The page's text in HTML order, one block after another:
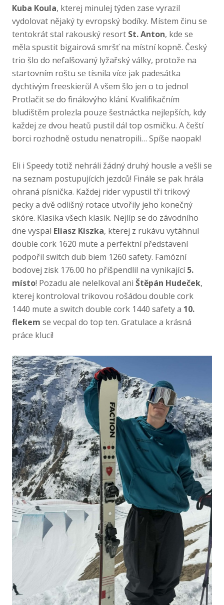
Kuba Koula, kterej minulej týden zase vyrazil
vydolovat nějaký ty evropský bodíky. Místem činu se
tentokrát stal rakouský resort St. Anton, kde se
měla spustit bigairová smršť na místní kopně. Český
trio šlo do nefalšovaný lyžařský války, protože na
startovním roštu se tísnila více jak padesátka
dychtivým freeskierů! A všem šlo jen o to jedno!
Protlačit se do finálovýho klání. Kvalifikačním
bludištěm prolezla pouze šestnáctka nejlepších, kdy
každej ze dvou heatů pustil dál top osmičku. A čeští
borci rozhodně ostudu nenatropili… Spíše naopak!
Eli i Speedy totiž nehráli žádný druhý housle a vešli se
na seznam postupujících jezdců! Finále se pak hrála
ohraná písnička. Každej rider vypustil tři trikový
pecky a dvě odlišný rotace utvořily jeho konečný
skóre. Klasika všech klasik. Nejlíp se do závodního
dne vyspal Eliasz Kiszka, kterej z rukávu vytáhnul
double cork 1620 mute a perfektní představení
podpořil switch dub biem 1260 safety. Famózní
bodovej zisk 176.00 ho přišpendlil na vynikající5.
místo! Pozadu ale nelelkoval ani Štěpán Hudeček,
kterej kontroloval trikovou rošádou double cork
1440 mute a switch double cork 1440 safety a 10.
flekem se vecpal do top ten. Gratulace a krásná
práce kluci!